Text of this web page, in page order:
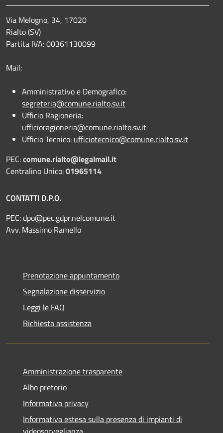
Via Melogno, 34, 17020
Rialto (SV)
Partita IVA: 00361130099
Mail:
Amministrativo e Demografico:
segreteria@comune.rialto.sv.it
Ufficio Ragioneria:
ufficioragioneria@comune.rialto.sv.it
Ufficio Tecnico: ufficiotecnico@comune.rialto.sv.it
PEC:comune.rialto@legalmail.it
Centralino Unico:01965114
CONTATTI D.P.O.
PEC:dpo@pec.gdpr.nelcomune.it
Avv. Massimo Ramello
Prenotazione appuntamento
Segnalazione disservizio
Leggi le FAQ
Richiesta assistenza
Amministrazione trasparente
Albo pretorio
Informativa privacy
Informativa estesa sulla presenza di impianti di